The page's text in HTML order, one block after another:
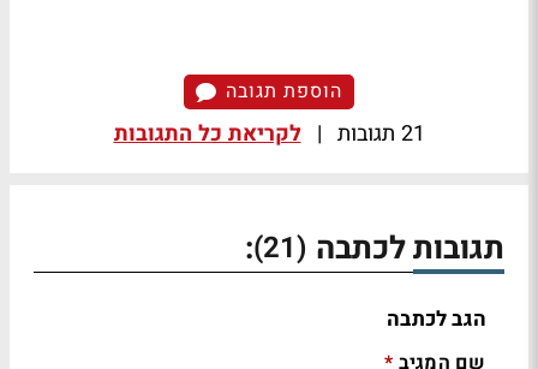
הוספת תגובה
21 תגובות | לקריאת כל התגובות
תגובות לכתבה (21)
:
הגב לכתבה
שם המגיב *